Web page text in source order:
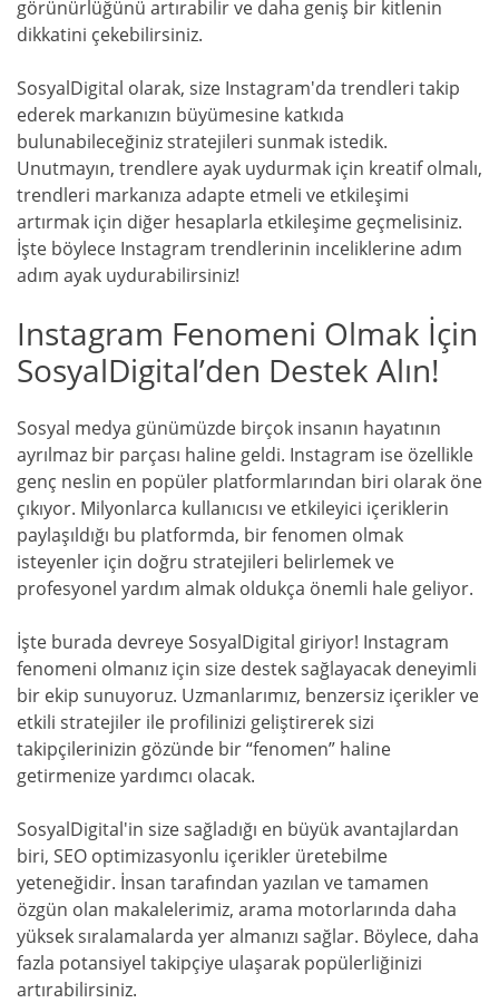
görünürlüğünü artırabilir ve daha geniş bir kitlenin
dikkatini çekebilirsiniz.
SosyalDigital olarak, size Instagram'da trendleri takip
ederek markanızın büyümesine katkıda
bulunabileceğiniz stratejileri sunmak istedik.
Unutmayın, trendlere ayak uydurmak için kreatif olmalı,
trendleri markanıza adapte etmeli ve etkileşimi
artırmak için diğer hesaplarla etkileşime geçmelisiniz.
İşte böylece Instagram trendlerinin inceliklerine adım
adım ayak uydurabilirsiniz!
Instagram Fenomeni Olmak İçin
SosyalDigital’den Destek Alın!
Sosyal medya günümüzde birçok insanın hayatının
ayrılmaz bir parçası haline geldi. Instagram ise özellikle
genç neslin en popüler platformlarından biri olarak öne
çıkıyor. Milyonlarca kullanıcısı ve etkileyici içeriklerin
paylaşıldığı bu platformda, bir fenomen olmak
isteyenler için doğru stratejileri belirlemek ve
profesyonel yardım almak oldukça önemli hale geliyor.
İşte burada devreye SosyalDigital giriyor! Instagram
fenomeni olmanız için size destek sağlayacak deneyimli
bir ekip sunuyoruz. Uzmanlarımız, benzersiz içerikler ve
etkili stratejiler ile profilinizi geliştirerek sizi
takipçilerinizin gözünde bir “fenomen” haline
getirmenize yardımcı olacak.
SosyalDigital'in size sağladığı en büyük avantajlardan
biri, SEO optimizasyonlu içerikler üretebilme
yeteneğidir. İnsan tarafından yazılan ve tamamen
özgün olan makalelerimiz, arama motorlarında daha
yüksek sıralamalarda yer almanızı sağlar. Böylece, daha
fazla potansiyel takipçiye ulaşarak popülerliğinizi
artırabilirsiniz.